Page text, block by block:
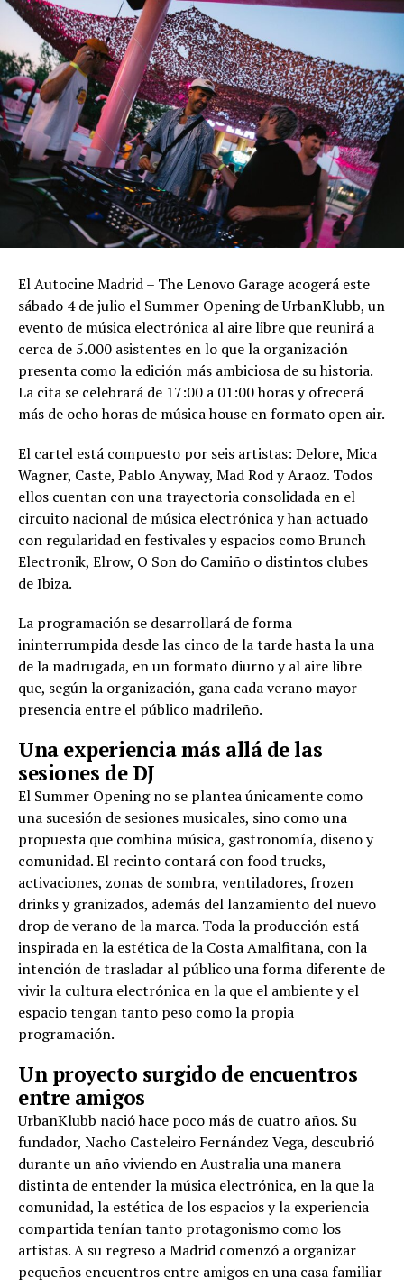
El Autocine Madrid – The Lenovo Garage acogerá este
sábado 4 de julio el Summer Opening de UrbanKlubb, un
evento de música electrónica al aire libre que reunirá a
cerca de 5.000 asistentes en lo que la organización
presenta como la edición más ambiciosa de su historia.
La cita se celebrará de 17:00 a 01:00 horas y ofrecerá
más de ocho horas de música house en formato open air.
El cartel está compuesto por seis artistas: Delore, Mica
Wagner, Caste, Pablo Anyway, Mad Rod y Araoz. Todos
ellos cuentan con una trayectoria consolidada en el
circuito nacional de música electrónica y han actuado
con regularidad en festivales y espacios como Brunch
Electronik, Elrow, O Son do Camiño o distintos clubes
de Ibiza.
La programación se desarrollará de forma
ininterrumpida desde las cinco de la tarde hasta la una
de la madrugada, en un formato diurno y al aire libre
que, según la organización, gana cada verano mayor
presencia entre el público madrileño.
Una experiencia más allá de las
sesiones de DJ
El Summer Opening no se plantea únicamente como
una sucesión de sesiones musicales, sino como una
propuesta que combina música, gastronomía, diseño y
comunidad. El recinto contará con food trucks,
activaciones, zonas de sombra, ventiladores, frozen
drinks y granizados, además del lanzamiento del nuevo
drop de verano de la marca. Toda la producción está
inspirada en la estética de la Costa Amalfitana, con la
intención de trasladar al público una forma diferente de
vivir la cultura electrónica en la que el ambiente y el
espacio tengan tanto peso como la propia
programación.
Un proyecto surgido de encuentros
entre amigos
UrbanKlubb nació hace poco más de cuatro años. Su
fundador, Nacho Casteleiro Fernández Vega, descubrió
durante un año viviendo en Australia una manera
distinta de entender la música electrónica, en la que la
comunidad, la estética de los espacios y la experiencia
compartida tenían tanto protagonismo como los
artistas. A su regreso a Madrid comenzó a organizar
pequeños encuentros entre amigos en una casa familiar